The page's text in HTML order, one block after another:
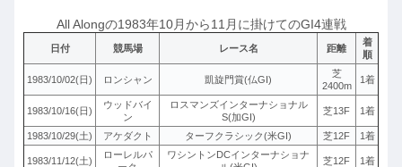
All Alongの1983年10月から11月に掛けてのGI4連戦
日付 競馬場 レース名 距離
着
順
1983/10/02(日) ロンシャン 凱旋門賞(仏GI)
芝
2400m
1着
1983/10/16(日)
ウッドバイ
ン
ロスマンズインターナショナル
S(加GI)
芝13F 1着
1983/10/29(土) アケダクト ターフクラシック(米GI) 芝12F 1着
1983/11/12(土)
ローレルパ
ワシントンDCインターナショナ
芝12F 1着